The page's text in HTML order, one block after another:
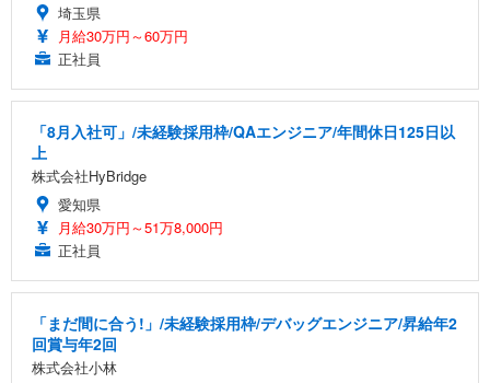
埼玉県
月給30万円～60万円
正社員
「8月入社可」/未経験採用枠/QAエンジニア/年間休日125日以
上
株式会社HyBridge
愛知県
月給30万円～51万8,000円
正社員
「まだ間に合う!」/未経験採用枠/デバッグエンジニア/昇給年2
回賞与年2回
株式会社小林